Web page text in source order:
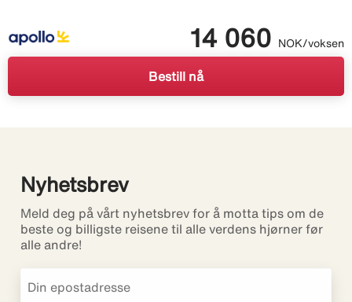
14 060 NOK/voksen
Bestill nå
Nyhetsbrev
Meld deg på vårt nyhetsbrev for å motta tips om de
beste og billigste reisene til alle verdens hjørner før
alle andre!